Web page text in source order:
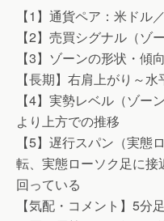
【1】通貨ペア：米ドル
【2】売買シグナル（ゾ
【3】ゾーンの形状・傾
【長期】右肩上がり～水
【4】実勢レベル（ゾー
より上方での推移
【5】遅行スパン（実態
転、実態ローソク足に
回っている
【気配・コメント】5分